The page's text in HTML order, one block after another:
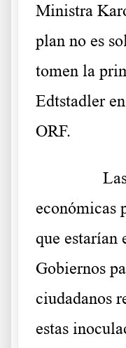
Ministra
plan no es
tomen la
Edtstadler
ORF.
económicas
que estarían
Gobiernos
ciudadanos
estas